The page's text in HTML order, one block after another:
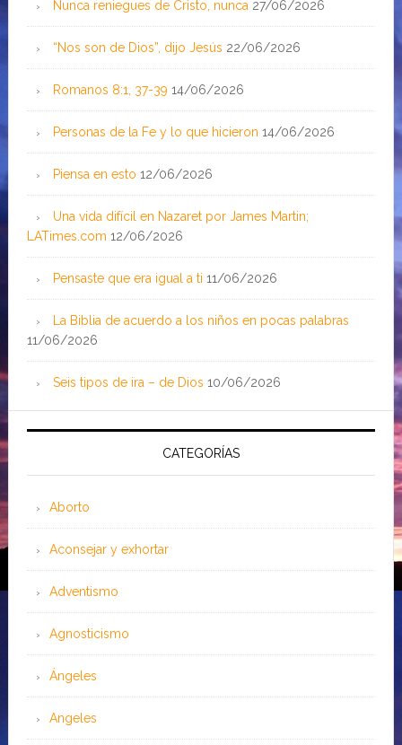
Nunca reniegues de Cristo, nunca 27/06/2026
“Nos son de Dios”, dijo Jesús 22/06/2026
Romanos 8:1, 37-39 14/06/2026
Personas de la Fe y lo que hicieron 14/06/2026
Piensa en esto 12/06/2026
Una vida difícil en Nazaret por James Martin;
LATimes.com 12/06/2026
Pensaste que era igual a ti 11/06/2026
La Biblia de acuerdo a los niños en pocas palabras
11/06/2026
Seis tipos de ira – de Dios 10/06/2026
CATEGORÍAS
Aborto
Aconsejar y exhortar
Adventismo
Agnosticismo
Ángeles
Angeles